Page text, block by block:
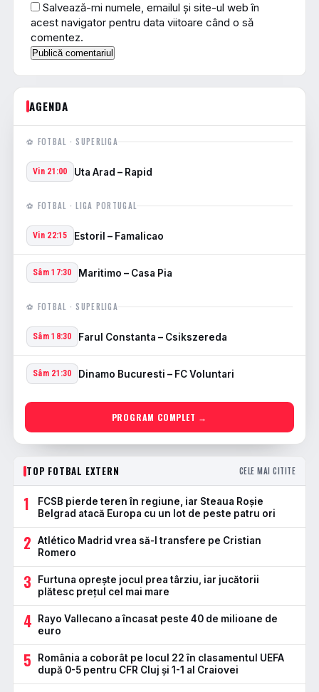
Salvează-mi numele, emailul și site-ul web în
acest navigator pentru data viitoare când o să
comentez.
AGENDA
⚽ FOTBAL · SUPERLIGA
Vin 21:00 Uta Arad – Rapid
⚽ FOTBAL · LIGA PORTUGAL
Vin 22:15 Estoril – Famalicao
Sâm 17:30 Maritimo – Casa Pia
⚽ FOTBAL · SUPERLIGA
Sâm 18:30 Farul Constanta – Csikszereda
Sâm 21:30 Dinamo Bucuresti – FC Voluntari
PROGRAM COMPLET →
TOP FOTBAL EXTERN CELE MAI CITITE
1
FCSB pierde teren în regiune, iar Steaua Roșie
Belgrad atacă Europa cu un lot de peste patru ori
2
Atlético Madrid vrea să-l transfere pe Cristian
Romero
3
Furtuna oprește jocul prea târziu, iar jucătorii
plătesc prețul cel mai mare
4
Rayo Vallecano a încasat peste 40 de milioane de
euro
5
România a coborât pe locul 22 în clasamentul UEFA
după 0-5 pentru CFR Cluj și 1-1 al Craiovei